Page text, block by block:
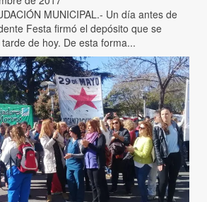
MUNICIPAL.- Un día antes de
Festa firmó el depósito que se
de hoy. De esta forma...